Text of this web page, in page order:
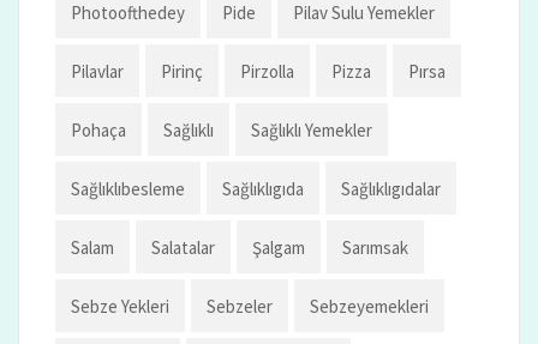
Photoofthedey Pide Pilav Sulu Yemekler
Pilavlar Pirinç Pirzolla Pizza Pırsa
Pohaça Sağlıklı Sağlıklı Yemekler
Sağlıklıbesleme Sağlıklıgıda Sağlıklıgıdalar
Salam Salatalar Şalgam Sarımsak
Sebze Yekleri Sebzeler Sebzeyemekleri